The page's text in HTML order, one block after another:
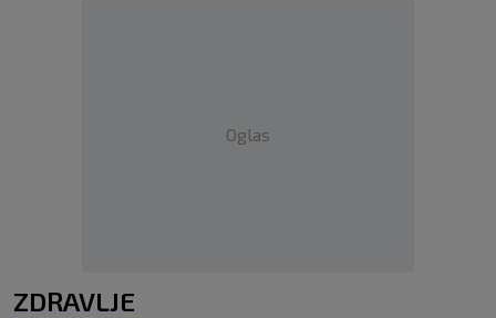
Oglas
ZDRAVLJE